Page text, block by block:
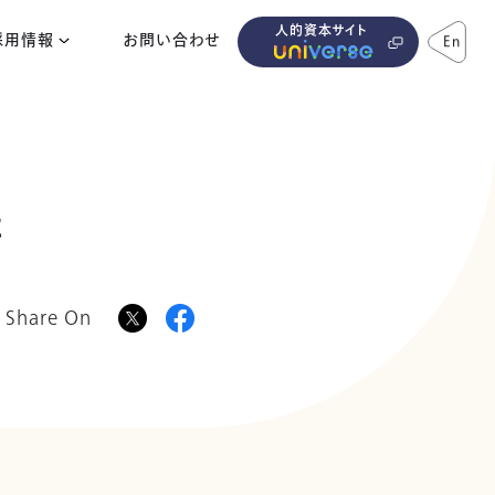
用情報 お問い合わせ 人的資本サイト En
Share On